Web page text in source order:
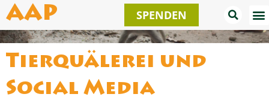
Zum
Inhalt
springen
AAP SPENDEN
Tierquälerei und
Social Media